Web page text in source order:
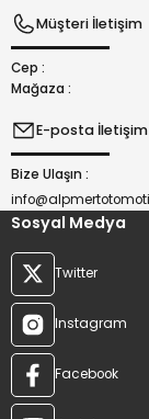
Müşteri İletişim
Cep :
Mağaza :
E-posta İletişim
Bize Ulaşın :
Sosyal Medya
Twitter
Instagram
Facebook